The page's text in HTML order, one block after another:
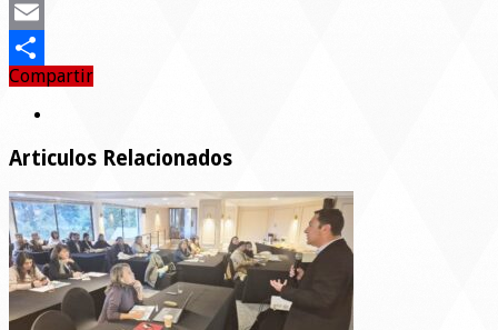
Twitter
Email
Compartir
Compartir
Articulos Relacionados